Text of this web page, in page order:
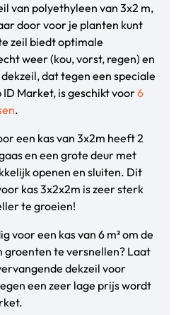
van polyethyleen van 3x2 m,
door voor je planten kunt
zeil biedt optimale
weer (kou, vorst, regen) en
dat tegen een speciale
Market, is geschikt voor6
.
een kas van 3x2m heeft 2
en een grote deur met
openen en sluiten. Dit
kas 3x2x2m is zeer sterk
te groeien!
voor een kas van 6 m² om de
groenten te versnellen? Laat
dekzeil voor
een zeer lage prijs wordt